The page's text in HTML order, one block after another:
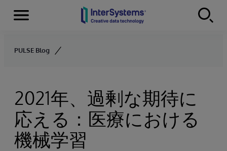
Skip to content
Menu
PULSE Blog
2021年、過剰な期待に
応える：医療における
機械学習